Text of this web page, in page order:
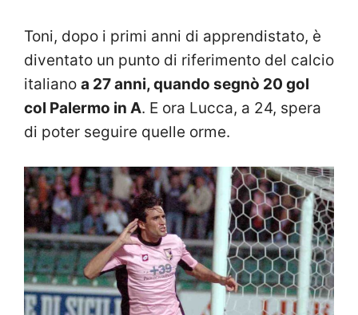
Toni, dopo i primi anni di apprendistato, è
diventato un punto di riferimento del calcio
italiano a 27 anni, quando segnò 20 gol
col Palermo in A. E ora Lucca, a 24, spera
di poter seguire quelle orme.